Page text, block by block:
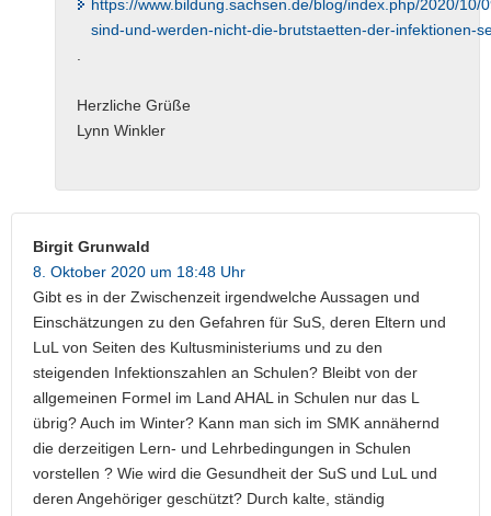
https://www.bildung.sachsen.de/blog/index.php/2020/10/
sind-und-werden-nicht-die-brutstaetten-der-infektionen-
Herzliche Grüße
Lynn Winkler
Birgit Grunwald
8. Oktober 2020 um 18:48 Uhr
Gibt es in der Zwischenzeit irgendwelche Aussagen und
Einschätzungen zu den Gefahren für SuS, deren Eltern und
LuL von Seiten des Kultusministeriums und zu den
steigenden Infektionszahlen an Schulen? Bleibt von der
allgemeinen Formel im Land AHAL in Schulen nur das L
übrig? Auch im Winter? Kann man sich im SMK annähernd
die derzeitigen Lern- und Lehrbedingungen in Schulen
vorstellen ? Wie wird die Gesundheit der SuS und LuL und
deren Angehöriger geschützt? Durch kalte, ständig